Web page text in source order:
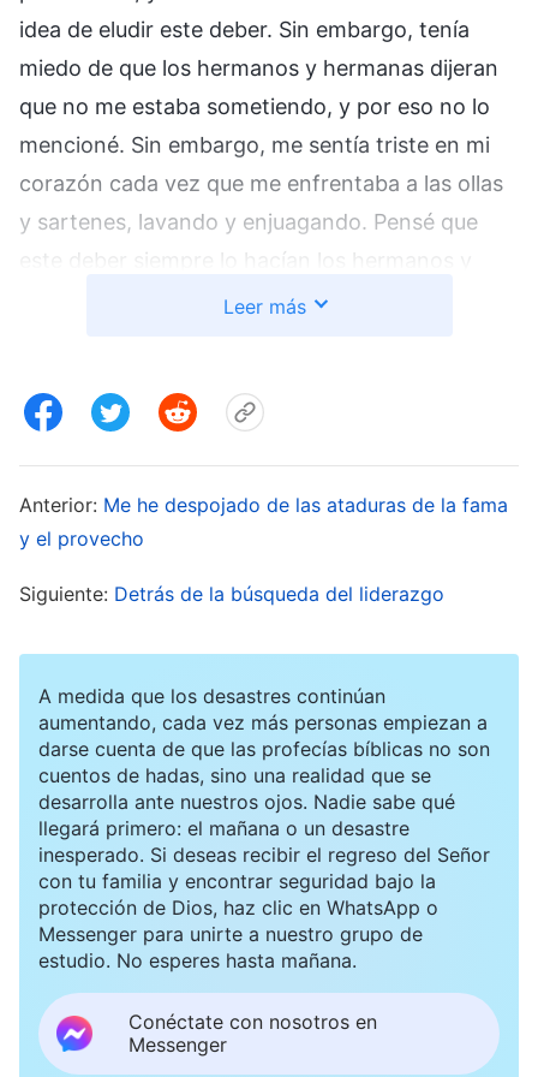
idea de eludir este deber. Sin embargo, tenía
miedo de que los hermanos y hermanas dijeran
que no me estaba sometiendo, y por eso no lo
mencioné. Sin embargo, me sentía triste en mi
corazón cada vez que me enfrentaba a las ollas
y sartenes, lavando y enjuagando. Pensé que
este deber siempre lo hacían los hermanos y
hermanas mayores y que, si los hermanos y
en esto, sentía una frustración contenida que me
corazón: “Dios mío, sé que Tú permitiste que me
para poder someterme!”.
nunca quiero realizar el deber de acogida?”. Un
día, durante mis devocionales, leí un pasaje de
las palabras de Dios que era muy pertinente para
mi estado. Dios dice: “El aprecio de los
anticristos por su reputación y estatus va más
allá del de la gente corriente y forma parte de
su esencia-carácter; no es un interés temporal
ni un efecto transitorio de su entorno, sino algo
que está dentro de su vida, de sus huesos y, por
lo tanto, es su esencia. Es decir, en todo lo que
Leer más
Anterior: Me he despojado de las ataduras de la fama
y el provecho
Siguiente: Detrás de la búsqueda del liderazgo
A medida que los desastres continúan
aumentando, cada vez más personas empiezan a
darse cuenta de que las profecías bíblicas no son
cuentos de hadas, sino una realidad que se
desarrolla ante nuestros ojos. Nadie sabe qué
llegará primero: el mañana o un desastre
inesperado. Si deseas recibir el regreso del Señor
con tu familia y encontrar seguridad bajo la
protección de Dios, haz clic en WhatsApp o
Messenger para unirte a nuestro grupo de
estudio. No esperes hasta mañana.
Conéctate con nosotros en
Messenger